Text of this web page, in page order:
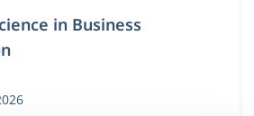
in Business